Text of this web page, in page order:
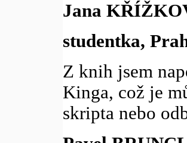
Jana
studentka,
Z knih jsem
Kinga, což je
skripta nebo